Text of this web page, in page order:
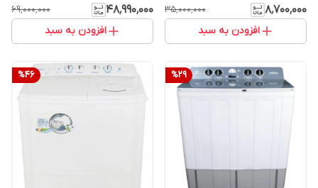
۸٬۷۰۰٬۰۰۰ ۳۵٬۰۰۰٬۰۰۰
افزودن به سبد
۴۸٬۹۹۰٬۰۰۰ ۶۹٬۰۰۰٬۰۰۰
افزودن به سبد
%29
%46